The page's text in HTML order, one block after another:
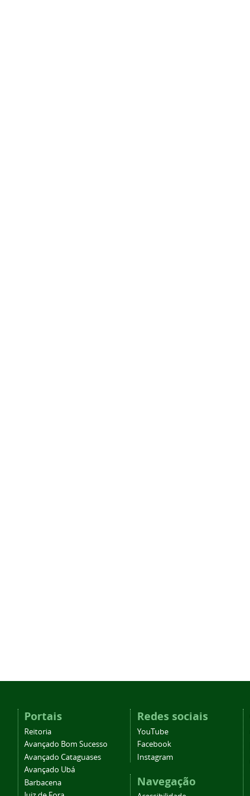
Portais
Reitoria
Avançado Bom Sucesso
Avançado Cataguases
Avançado Ubá
Barbacena
Redes sociais
YouTube
Facebook
Instagram
Navegação